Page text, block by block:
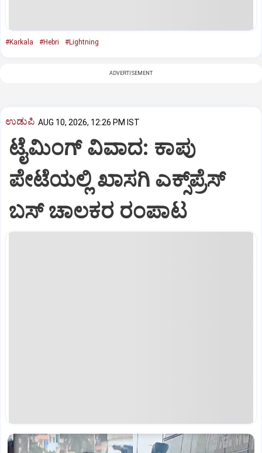
#Karkala #Hebri #Lightning
ADVERTISEMENT
ಉಡುಪಿ AUG 10, 2026, 12:26 PM IST
ಟೈಮಿಂಗ್‌ ವಿವಾದ: ಕಾಪು
ಪೇಟೆಯಲ್ಲಿ ಖಾಸಗಿ ಎಕ್ಸ್‌ಪ್ರೆಸ್
ಬಸ್‌ ಚಾಲಕರ ರಂಪಾಟ